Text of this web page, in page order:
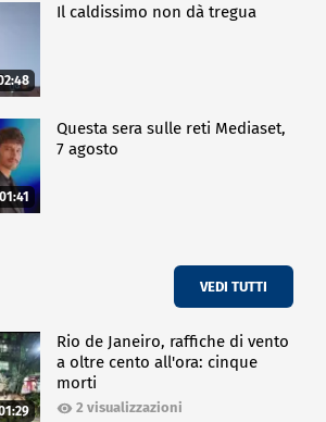
Il caldissimo non dà tregua
01:41
Questa sera sulle reti Mediaset,
7 agosto
VEDI TUTTI
Rio de Janeiro, raffiche di vento
a oltre cento all'ora: cinque
morti
2 visualizzazioni